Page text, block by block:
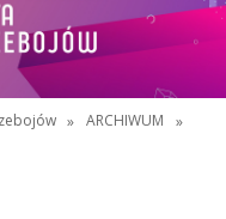
» ARCHIWUM
»